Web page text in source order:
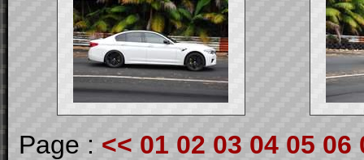
Page : << 01 02 03 04 05 06